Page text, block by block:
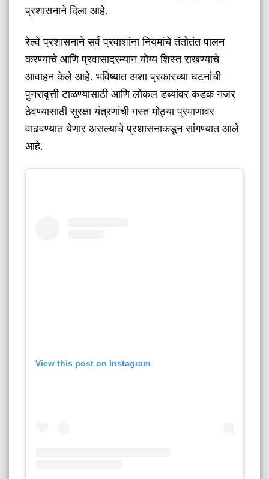
प्रशासनाने दिला आहे.
​रेल्वे प्रशासनाने सर्व प्रवाशांना नियमांचे तंतोतंत पालन
करण्याचे आणि प्रवासादरम्यान योग्य शिस्त राखण्याचे
आवाहन केले आहे. भविष्यात अशा प्रकारच्या घटनांची
पुनरावृत्ती टाळण्यासाठी आणि लोकल डब्यांवर कडक नजर
ठेवण्यासाठी सुरक्षा यंत्रणांची गस्त मोठ्या प्रमाणावर
वाढवण्यात येणार असल्याचे प्रशासनाकडून सांगण्यात आले
आहे.
View this post on Instagram